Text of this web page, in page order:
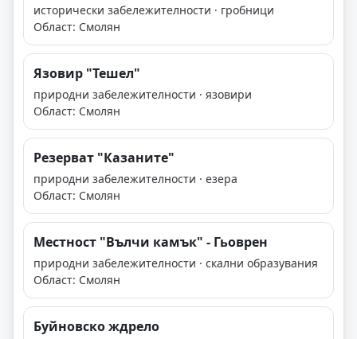
исторически забележителности · гробници
Област: Смолян
Язовир "Тешел"
природни забележителности · язовири
Област: Смолян
Резерват "Казаните"
природни забележителности · езера
Област: Смолян
Местност "Вълчи камък" - Гьоврен
природни забележителности · скални образувания
Област: Смолян
Буйновско ждрело